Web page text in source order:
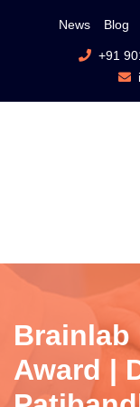
News Blog
+91
Brainlab
Award |